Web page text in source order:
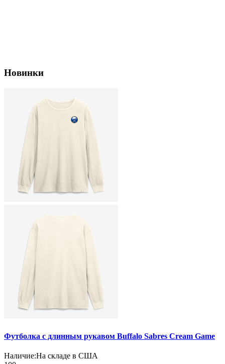
Новинки
Футболка с длинным рукавом Buffalo Sabres Cream Game
Наличие:На складе в США